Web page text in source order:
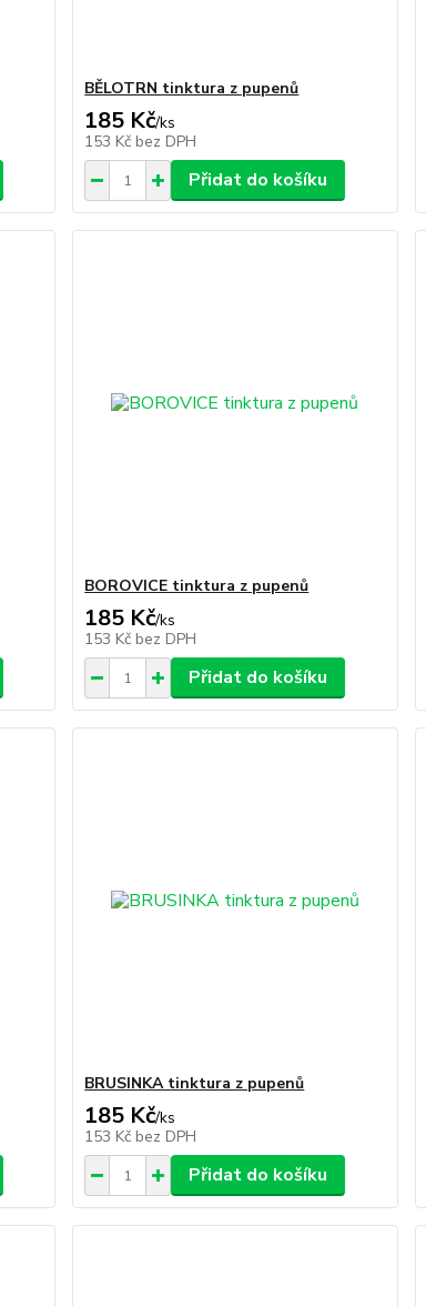
BĚLOTRN tinktura z pupenů
185 Kč/ks
153 Kč bez DPH
Přidat do košíku
BOROVICE tinktura z pupenů
185 Kč/ks
153 Kč bez DPH
Přidat do košíku
BRUSINKA tinktura z pupenů
185 Kč/ks
153 Kč bez DPH
Přidat do košíku